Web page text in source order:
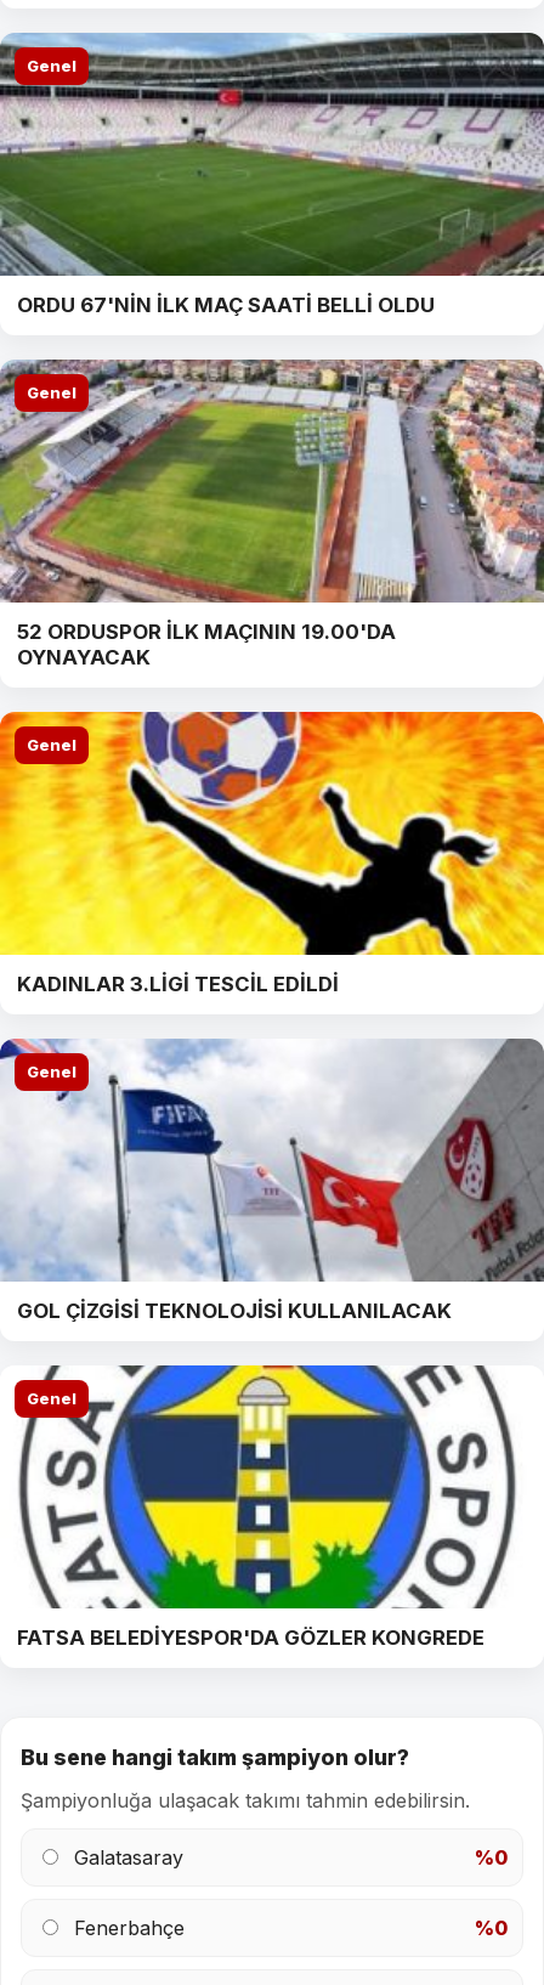
Genel
ORDU 67'NİN İLK MAÇ SAATİ BELLİ OLDU
Genel
52 ORDUSPOR İLK MAÇININ 19.00'DA
OYNAYACAK
Genel
KADINLAR 3.LİGİ TESCİL EDİLDİ
Genel
GOL ÇİZGİSİ TEKNOLOJİSİ KULLANILACAK
Genel
FATSA BELEDİYESPOR'DA GÖZLER KONGREDE
Bu sene hangi takım şampiyon olur?
Şampiyonluğa ulaşacak takımı tahmin edebilirsin.
Galatasaray %0
Fenerbahçe %0